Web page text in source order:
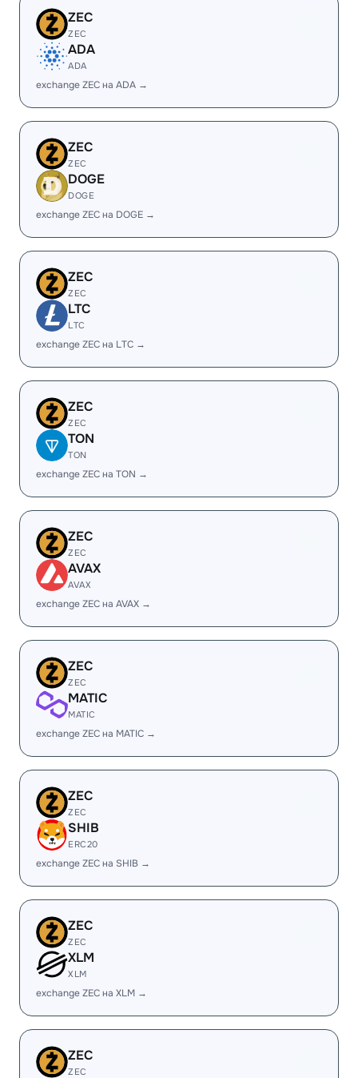
ZEC
ZEC
ADA
ADA
exchange ZEC на ADA →
ZEC
ZEC
DOGE
DOGE
exchange ZEC на DOGE →
ZEC
ZEC
LTC
LTC
exchange ZEC на LTC →
ZEC
ZEC
TON
TON
exchange ZEC на TON →
ZEC
ZEC
AVAX
AVAX
exchange ZEC на AVAX →
ZEC
ZEC
MATIC
MATIC
exchange ZEC на MATIC →
ZEC
ZEC
SHIB
ERC20
exchange ZEC на SHIB →
ZEC
ZEC
XLM
XLM
exchange ZEC на XLM →
ZEC
ZEC